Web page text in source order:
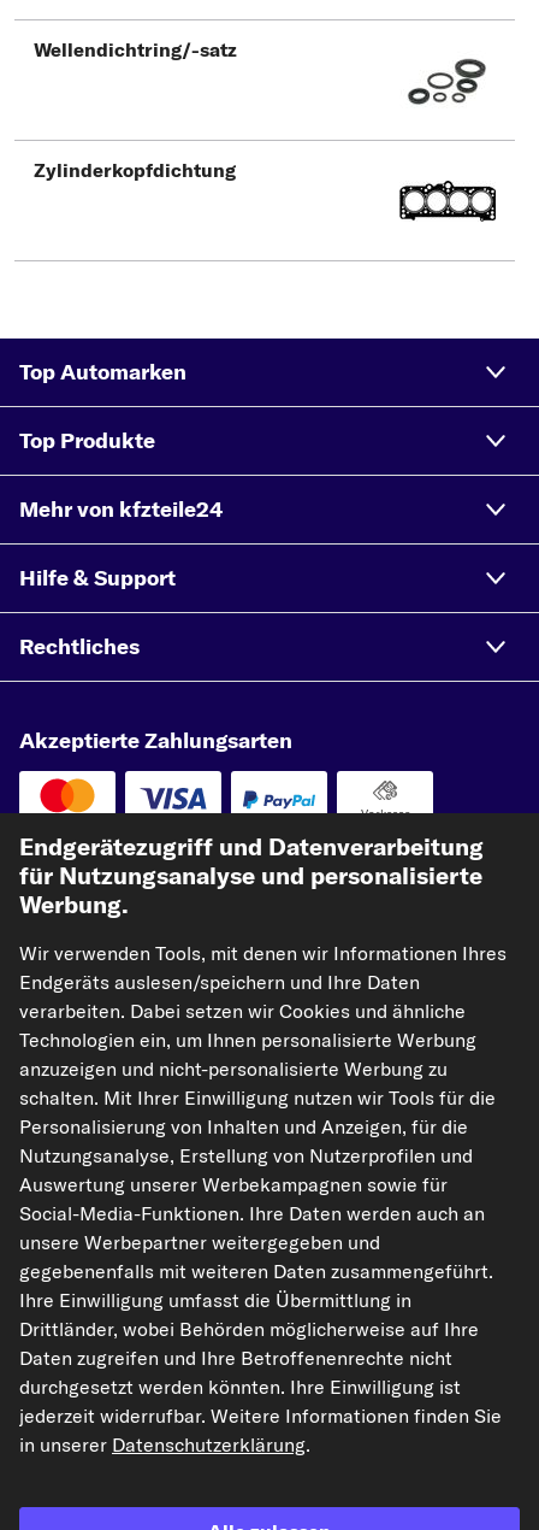
Wellendichtring/-satz
Zylinderkopfdichtung
Top Automarken
Top Produkte
Mehr von kfzteile24
Hilfe & Support
Rechtliches
Akzeptierte Zahlungsarten
Vorkasse
Unsere Versandpartner
kfzteile24.de carpardoo.nl
carpardoo.fr
carpardoo.dk
Die hier dargestellten Daten, insbesondere die gesamte Datenbank, dürfen
nicht vervielfältigt werden. Die Vervielfältigung und Verbreitung der Daten und
der Datenbank ohne vorherige Einwilligung von TecAlliance und/oder die
Einbeziehung Dritter in solche Aktivitäten ist streng verboten. Jegliche
unautorisierte Nutzung von Inhalten stellt eine Verletzung des Urheberrechts
dar und kann rechtliche Schritte nach sich ziehen.
Vertrag widerrufen
Endgerätezugriff und Datenverarbeitung
für Nutzungsanalyse und personalisierte
Werbung.
Wir verwenden Tools, mit denen wir Informationen Ihres
Endgeräts auslesen/speichern und Ihre Daten
verarbeiten. Dabei setzen wir Cookies und ähnliche
Technologien ein, um Ihnen personalisierte Werbung
anzuzeigen und nicht-personalisierte Werbung zu
schalten. Mit Ihrer Einwilligung nutzen wir Tools für die
Personalisierung von Inhalten und Anzeigen, für die
Nutzungsanalyse, Erstellung von Nutzerprofilen und
Auswertung unserer Werbekampagnen sowie für
Social-Media-Funktionen. Ihre Daten werden auch an
unsere Werbepartner weitergegeben und
gegebenenfalls mit weiteren Daten zusammengeführt.
Ihre Einwilligung umfasst die Übermittlung in
Drittländer, wobei Behörden möglicherweise auf Ihre
Daten zugreifen und Ihre Betroffenenrechte nicht
durchgesetzt werden könnten. Ihre Einwilligung ist
jederzeit widerrufbar. Weitere Informationen finden Sie
in unserer Datenschutzerklärung.